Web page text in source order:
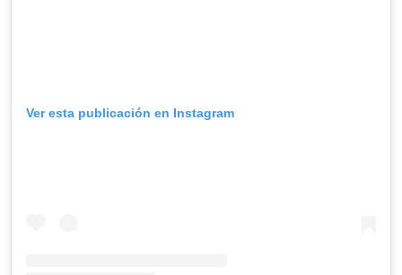
Ver esta publicación en Instagram